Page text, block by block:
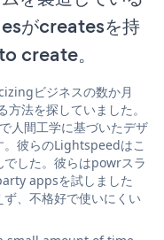
がcreatesを持
create。
ビジネスの数か月
法を探していました。
人間工学に基づいたデザ
。彼らのLightspeedはこ
した。彼らはpowrスラ
appsを試しました
、不格好で使いにくい